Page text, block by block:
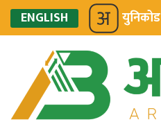
ENGLISH युनिकोड